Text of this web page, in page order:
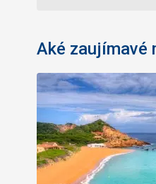
Aké zaujímavé